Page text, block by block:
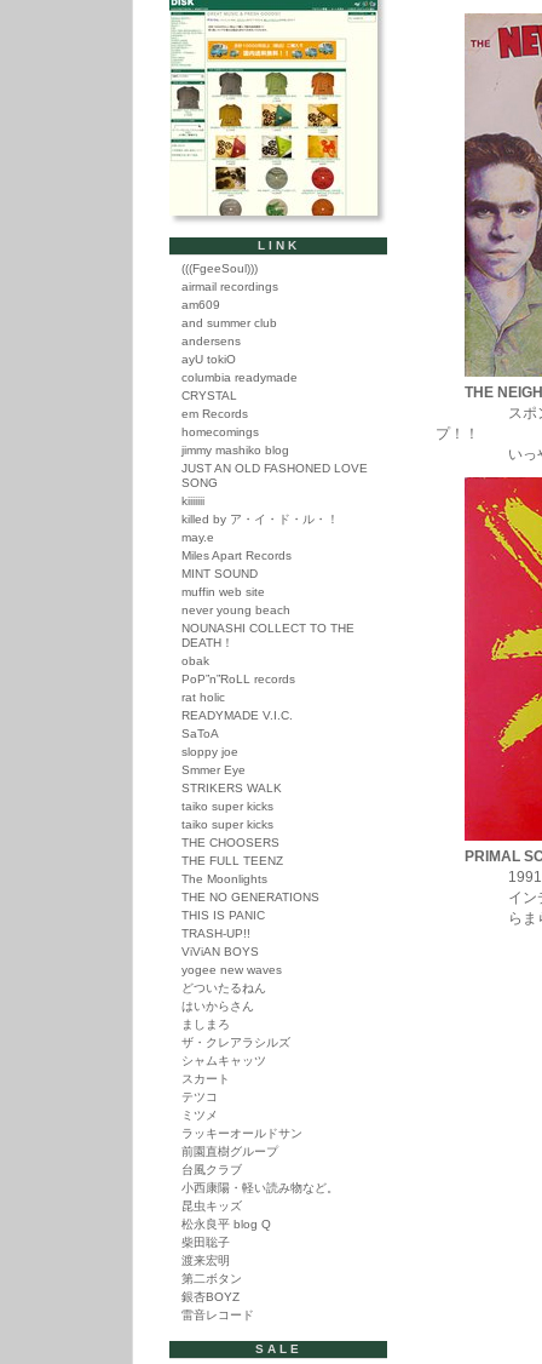
THE
スポンジト
プ！！
いっや～～
PRIMAL
1991年を
インディー
らまらまら
LINK
(((FgeeSoul)))
airmail recordings
am609
and summer club
andersens
ayU tokiO
columbia readymade
CRYSTAL
em Records
homecomings
jimmy mashiko blog
JUST AN OLD FASHONED LOVE
SONG
kiiiiiii
killed by ア・イ・ド・ル・！
may.e
Miles Apart Records
MINT SOUND
muffin web site
never young beach
NOUNASHI COLLECT TO THE
DEATH！
obak
PoP”n”RoLL records
rat holic
READYMADE V.I.C.
SaToA
sloppy joe
Smmer Eye
STRIKERS WALK
taiko super kicks
taiko super kicks
THE CHOOSERS
THE FULL TEENZ
The Moonlights
THE NO GENERATIONS
THIS IS PANIC
TRASH-UP!!
ViViAN BOYS
yogee new waves
どついたるねん
はいからさん
ましまろ
ザ・クレアラシルズ
シャムキャッツ
スカート
テツコ
ミツメ
ラッキーオールドサン
前園直樹グループ
台風クラブ
小西康陽・軽い読み物など。
昆虫キッズ
松永良平 blog Q
柴田聡子
渡来宏明
第二ボタン
銀杏BOYZ
雷音レコード
SALE